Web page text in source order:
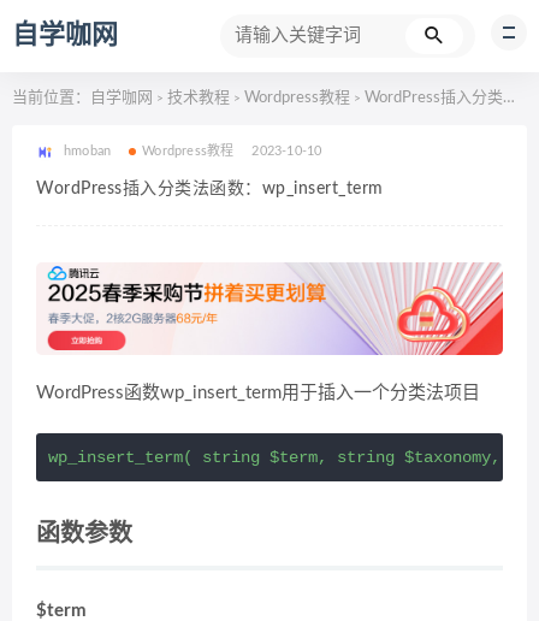
自学咖网
当前位置： 自学咖网 > 技术教程 > Wordpress教程 > WordPress插入分类法函数：wp_insert_term
hmoban Wordpress教程 2023-10-10
WordPress插入分类法函数：wp_insert_term
WordPress函数wp_insert_term用于插入一个分类法项目
wp_insert_term( string $term, string $taxonomy,
函数参数
$term